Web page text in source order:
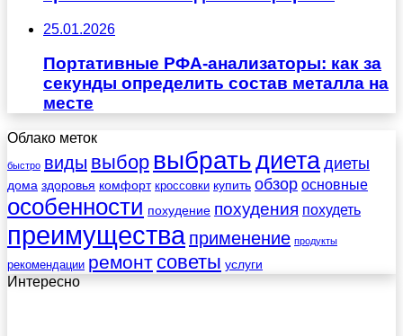
25.01.2026
Портативные РФА-анализаторы: как за
секунды определить состав металла на
месте
Облако меток
быстро виды выбор выбратьдиета диеты
дома здоровья комфорт кроссовки купить обзор основные
особенности похудение похудения похудеть
преимущества применение продукты
рекомендации ремонт советы услуги
Интересно